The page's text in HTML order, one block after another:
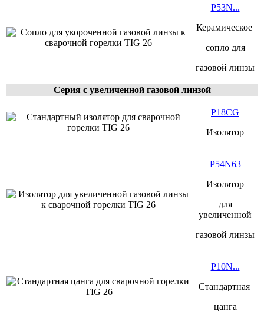
P53N...
Керамическое
сопло для
газовой линзы
Серия с увеличенной газовой линзой
P18CG
Изолятор
P54N63
Изолятор
для
увеличенной
газовой линзы
P10N...
Стандартная
цанга